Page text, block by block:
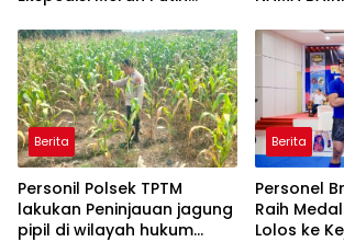
Penanaman Mangrove
DECLARE
DAN
POLDA
Berita
Personil Polsek TPTM
lakukan Peninjauan jagung
pipil di wilayah hukum
Berita
Personel
Raih
Lolos ke